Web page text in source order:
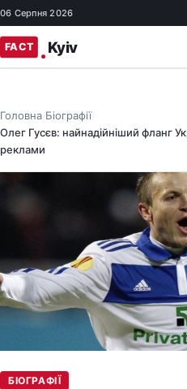
06 Серпня 2026
Головна/ Біографії/
Олег Гусєв: найнадійніший фланг
реклами
БІОГРАФІЇ